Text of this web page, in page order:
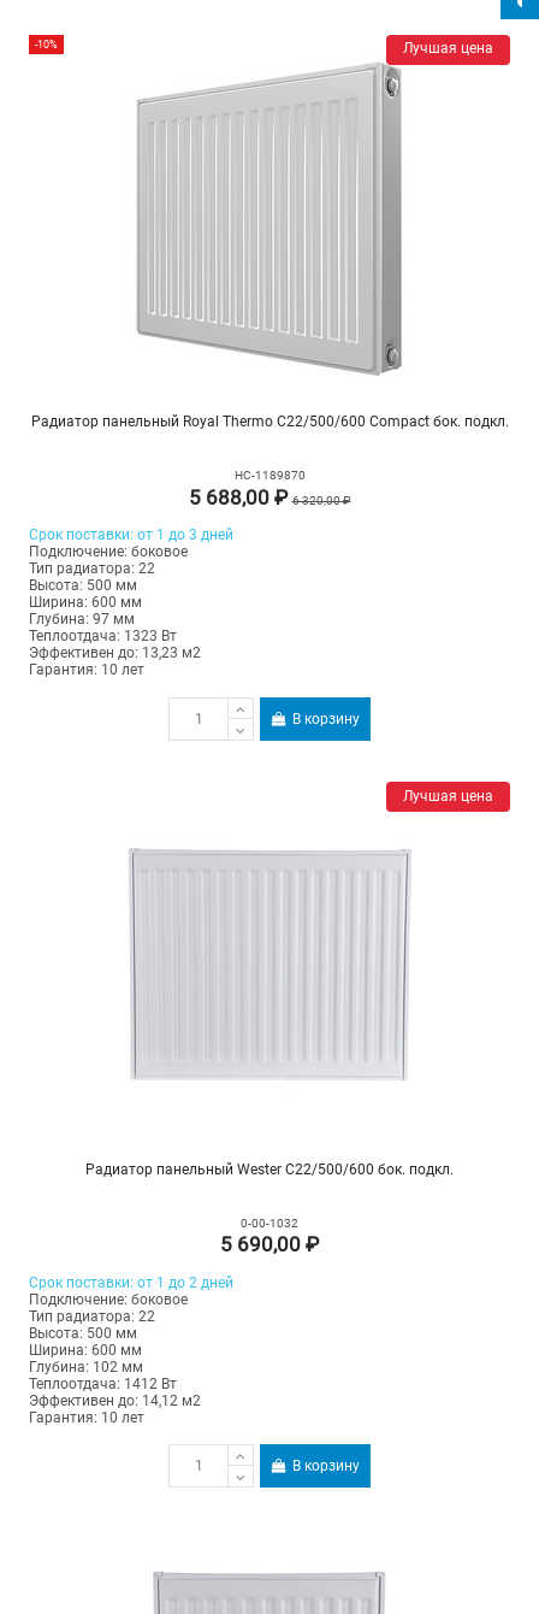
Лучшая цена
-10%
Радиатор панельный Royal Thermo C22/500/600 Compact бок. подкл.
НС-1189870
5 688,00 ₽6 320,00 ₽
Срок поставки: от 1 до 3 дней
Подключение: боковое
Тип радиатора: 22
Высота: 500 мм
Ширина: 600 мм
Глубина: 97 мм
Теплоотдача: 1323 Вт
Эффективен до: 13,23 м2
Гарантия: 10 лет
В корзину
Лучшая цена
Радиатор панельный Wester C22/500/600 бок. подкл.
0-00-1032
5 690,00 ₽
Срок поставки: от 1 до 2 дней
Подключение: боковое
Тип радиатора: 22
Высота: 500 мм
Ширина: 600 мм
Глубина: 102 мм
Теплоотдача: 1412 Вт
Эффективен до: 14,12 м2
Гарантия: 10 лет
В корзину